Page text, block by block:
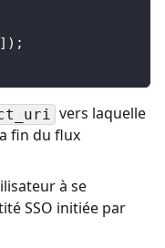
] ) ;
vers laquelle
fin du flux
à se
SSO initiée par